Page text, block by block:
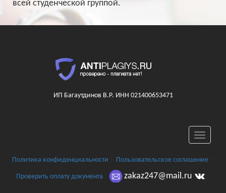
всей студенческой группой.
ИП Багаутдинов В.Р. ИНН 021400653471
Toggle
Политика конфиденциальности
Пользовательское соглашение|
Проверить оплату документа zakaz247@mail.ru